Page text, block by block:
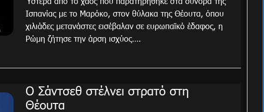
Ισπανίας με το Μαρόκο, στον θύλακα της Θέουτα, όπου
χιλιάδες μετανάστες εισέβαλαν σε ευρωπαϊκό έδαφος, η
Ρώμη ζήτησε την άρση ισχύος….
Ο Σάντσεθ στέλνει στρατό στη
Θέουτα